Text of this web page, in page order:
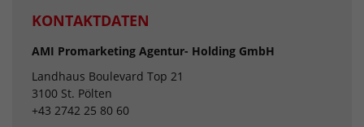
KONTAKTDATEN
AMI Promarketing Agentur- Holding GmbH
Landhaus Boulevard Top 21
3100 St. Pölten
+43 2742 25 80 60